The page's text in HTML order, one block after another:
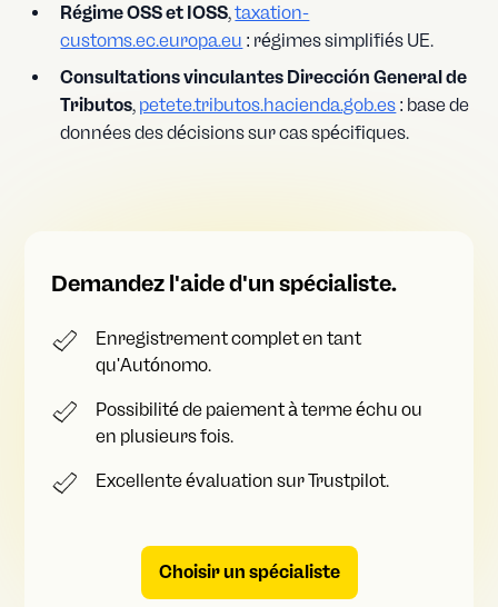
Régime OSS et IOSS,taxation-
customs.ec.europa.eu : régimes simplifiés UE.
Consultations vinculantes Dirección General de
Tributos, petete.tributos.hacienda.gob.es : base de
données des décisions sur cas spécifiques.
Demandez l'aide d'un spécialiste.
Enregistrement complet en tant
qu'Autónomo.
Possibilité de paiement à terme échu ou
en plusieurs fois.
Excellente évaluation sur Trustpilot.
Choisir un spécialiste